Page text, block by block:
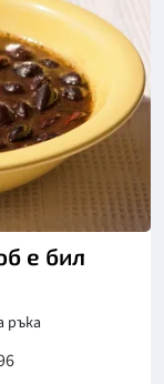
е бил
ръка